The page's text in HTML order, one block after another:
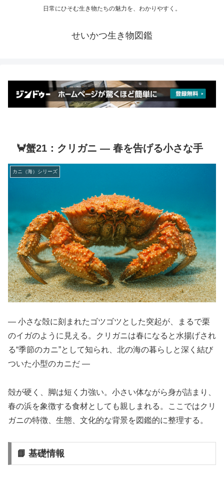
日常にひそむ生き物たちの魅力を、わかりやすく。
せいかつ生き物図鑑
🦀蟹21：クリガニ ― 春を告げる小さな手
カニ（海）シリーズ
― 小さな殻に刻まれたゴツゴツとした突起が、まるで栗
のイガのように見える。クリガニは春になると水揚げされ
る“季節のカニ”として知られ、北の海の暮らしと深く結び
ついた小型のカニだ ―
殻が硬く、脚は短く力強い。小さい体ながら身が詰まり、
春の浜を象徴する食材としても親しまれる。ここではクリ
ガニの特徴、生態、文化的な背景を図鑑的に整理する。
📘 基礎情報